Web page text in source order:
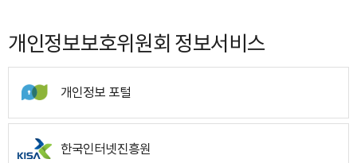
개인정보보호위원회 정보서비스
개인정보 포털
한국인터넷진흥원